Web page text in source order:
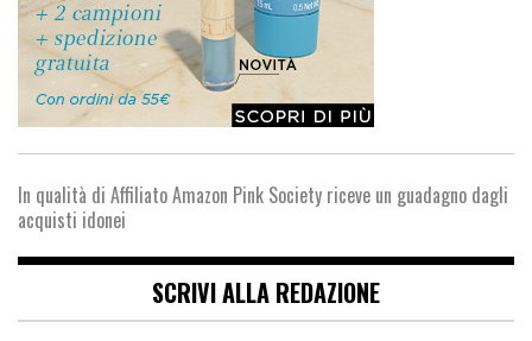
In qualità di Affiliato Amazon Pink Society riceve un guadagno dagli
acquisti idonei
SCRIVI ALLA REDAZIONE